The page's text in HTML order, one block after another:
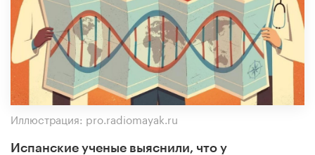
Иллюстрация: pro.radiomayak.ru
Испанские ученые выяснили, что у